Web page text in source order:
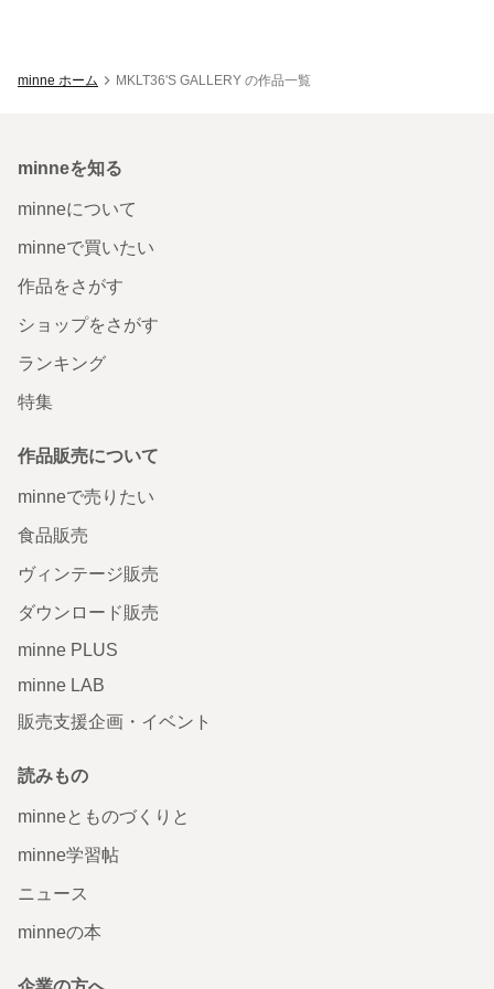
minne ホーム MKLT36'S GALLERY の作品一覧
minneを知る
minneについて
minneで買いたい
作品をさがす
ショップをさがす
ランキング
特集
作品販売について
minneで売りたい
食品販売
ヴィンテージ販売
ダウンロード販売
minne PLUS
minne LAB
販売支援企画・イベント
読みもの
minneとものづくりと
minne学習帖
ニュース
minneの本